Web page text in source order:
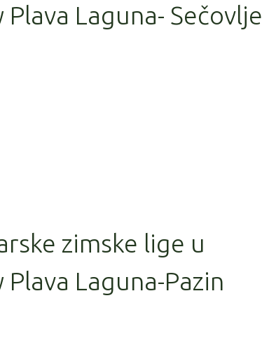
Laguna- Sečovlje
zimske lige u
Laguna-Pazin